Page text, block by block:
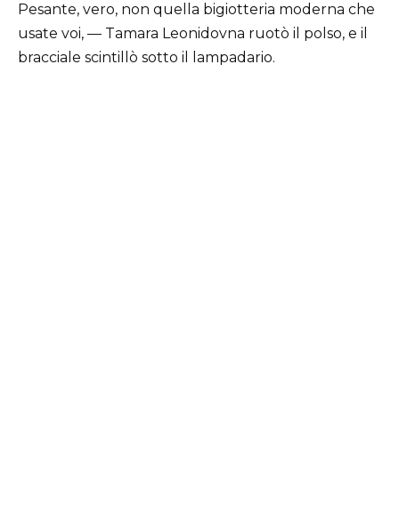
Pesante, vero, non quella bigiotteria moderna che
usate voi, — Tamara Leonidovna ruotò il polso, e il
bracciale scintillò sotto il lampadario.